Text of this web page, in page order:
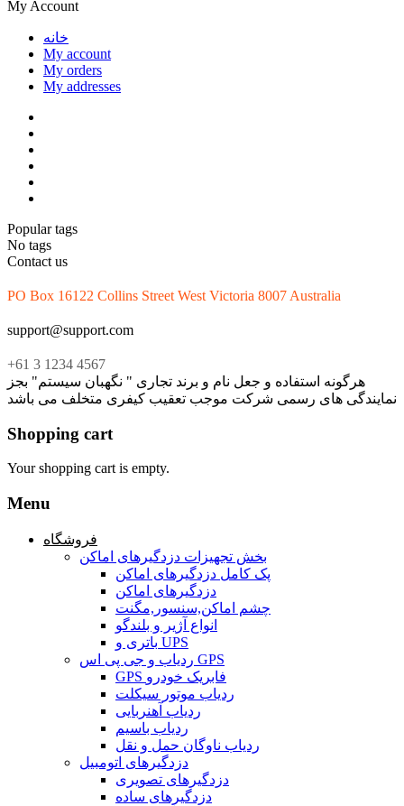
My Account
خانه
My account
My orders
My addresses
Popular tags
No tags
Contact us
PO Box 16122 Collins Street West Victoria 8007 Australia
support@support.com
+61 3 1234 4567
هرگونه استفاده و جعل نام و برند تجاری " نگهبان سیستم" بجز
نمایندگی های رسمی شرکت موجب تعقیب کیفری متخلف می باشد
Shopping cart
Your shopping cart is empty.
Menu
فروشگاه
بخش تجهیزات دزدگیرهای اماکن
پک کامل دزدگیرهای اماکن
دزدگیرهای اماکن
چشم اماکن,سنسور,مگنت
انواع آژیر و بلندگو
باتری و UPS
ردیاب و جی پی اس GPS
GPS فابریک خودرو
ردیاب موتور سیکلت
ردیاب آهنربایی
ردیاب باسیم
ردیاب ناوگان حمل و نقل
دزدگیرهای اتومبیل
دزدگیرهای تصویری
دزدگیرهای ساده